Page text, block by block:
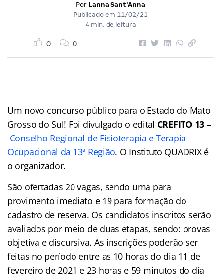
Por Lanna Sant'Anna
Publicado em 11/02/21
4 min. de leitura
0 0
Um novo concurso público para o Estado do Mato
Grosso do Sul! Foi divulgado o edital CREFITO 13 –
Conselho Regional de Fisioterapia e Terapia
Ocupacional da 13ª Região. O Instituto QUADRIX é
o organizador.
São ofertadas 20 vagas, sendo uma para
provimento imediato e 19 para formação do
cadastro de reserva. Os candidatos inscritos serão
avaliados por meio de duas etapas, sendo: provas
objetiva e discursiva. As inscrições poderão ser
feitas no período entre as 10 horas do dia 11 de
fevereiro de 2021 e 23 horas e 59 minutos do dia